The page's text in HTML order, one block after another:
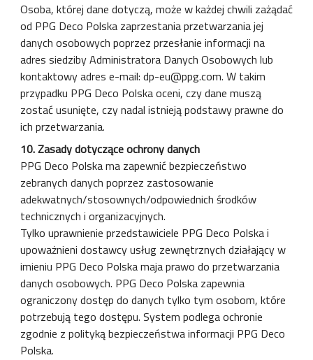
Osoba, której dane dotyczą, może w każdej chwili zażądać
od PPG Deco Polska zaprzestania przetwarzania jej
danych osobowych poprzez przesłanie informacji na
adres siedziby Administratora Danych Osobowych lub
kontaktowy adres e-mail: dp-eu@ppg.com. W takim
przypadku PPG Deco Polska oceni, czy dane muszą
zostać usunięte, czy nadal istnieją podstawy prawne do
ich przetwarzania.
10. Zasady dotyczące ochrony danych
PPG Deco Polska ma zapewnić bezpieczeństwo
zebranych danych poprzez zastosowanie
adekwatnych/stosownych/odpowiednich środków
technicznych i organizacyjnych.
Tylko uprawnienie przedstawiciele PPG Deco Polska i
upoważnieni dostawcy usług zewnętrznych działający w
imieniu PPG Deco Polska maja prawo do przetwarzania
danych osobowych. PPG Deco Polska zapewnia
ograniczony dostęp do danych tylko tym osobom, które
potrzebują tego dostępu. System podlega ochronie
zgodnie z polityką bezpieczeństwa informacji PPG Deco
Polska.